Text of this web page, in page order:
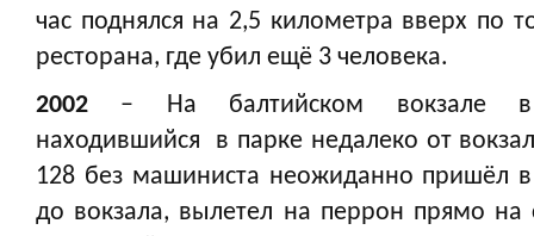
час поднялся на 2,5 километра вверх по
ресторана, где убил ещё 3 человека.
2002 – На балтийском вокзале в
находившийся в парке недалеко от
128 без машиниста неожиданно пришёл
до вокзала, вылетел на перрон прямо на